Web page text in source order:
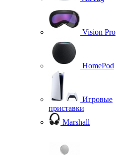
Vision Pro
HomePod
Игровые
приставки
Marshall